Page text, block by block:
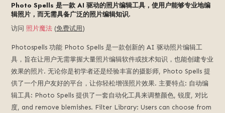
们
动
的
人
智
能.
Photo Spells 是一款 AI 驱动的照片编辑工具，使用户能够专业地编
辑照片，而无需具备广泛的照片编辑知识.
访问 照片魔法 (免费试用 )
Photospells 功能 Photo Spells 是一款创新的 AI 驱动照片编辑工
具，旨在让用户无需掌握大量照片编辑软件或技术知识，也能创建专业
效果的照片. 无论你是初学者还是经验丰富的摄影师, Photo Spells 提
供了一个用户友好的平台，让你轻松增强照片效果. 主要特点: 自动编
辑工具: Photo Spells 提供了一套自动化工具来调整颜色, 锐度, 对比
度, and remove blemishes. Filter Library: Users can choose from